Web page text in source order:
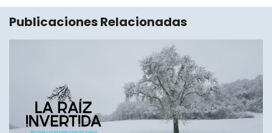
Publicaciones Relacionadas